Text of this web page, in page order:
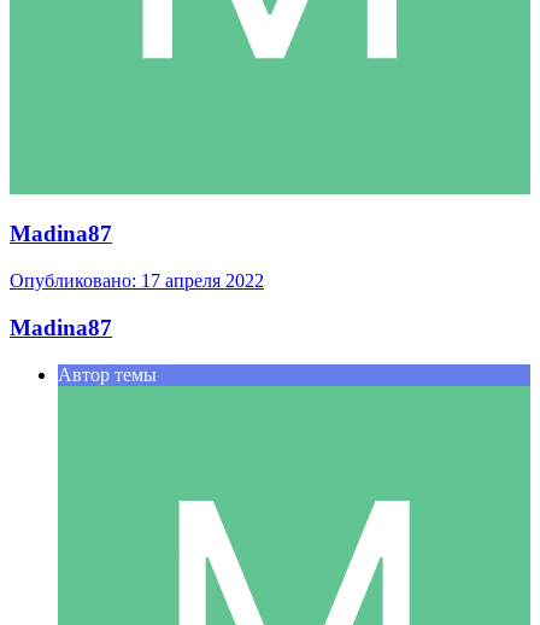
Madina87
Опубликовано: 17 апреля 2022
Madina87
Автор темы